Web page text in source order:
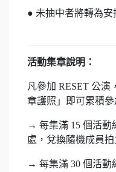
● 未抽中者將轉為安
活動集章說明：
凡參加 RESET 公演
章護照」即可累積參
→ 每集滿 15 個活動
處，兌換隨機成員拍
→ 每集滿 30 個活動